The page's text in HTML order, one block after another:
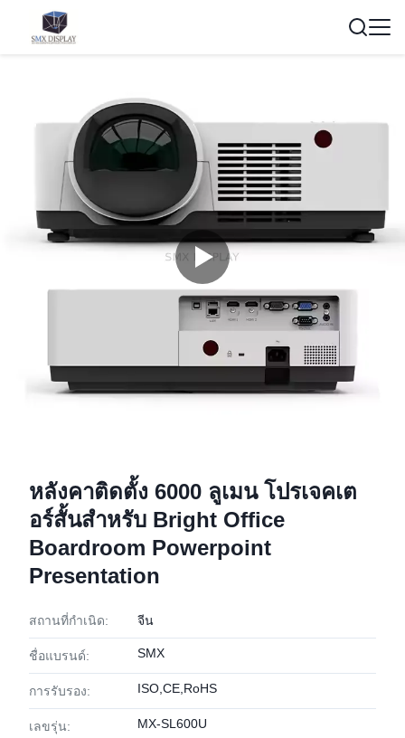
หลังคาติดตั้ง 6000 ลูเมน โปรเจคเต
อร์สั้นสําหรับ Bright Office
Boardroom Powerpoint
Presentation
สถานที่กำเนิด: จีน
ชื่อแบรนด์: SMX
การรับรอง: ISO,CE,RoHS
เลขรุ่น: MX-SL600U